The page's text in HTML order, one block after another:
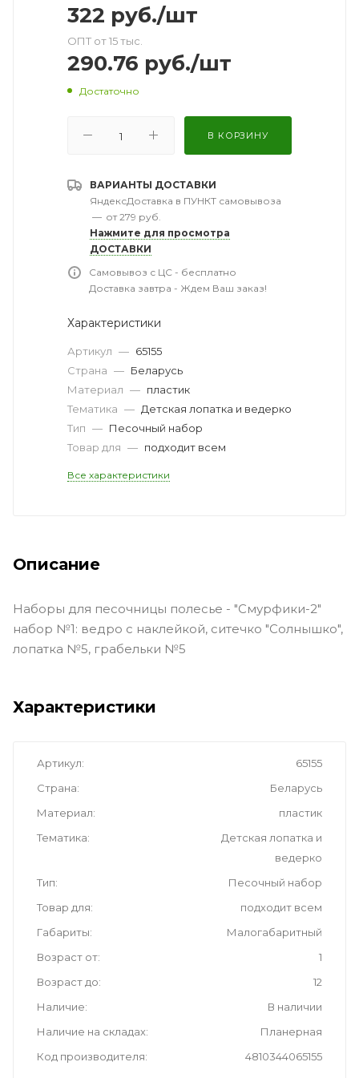
322 руб./шт
ОПТ от 15 тыс.
290.76 руб./шт
Достаточно
В КОРЗИНУ
ВАРИАНТЫ ДОСТАВКИ
ЯндексДоставка в ПУНКТ самовывоза
— от 279 руб.
Нажмите для просмотра
ДОСТАВКИ
Самовывоз с ЦС - бесплатно
Доставка завтра - Ждем Ваш заказ!
Характеристики
Артикул — 65155
Страна — Беларусь
Материал — пластик
Тематика — Детская лопатка и ведерко
Тип — Песочный набор
Товар для — подходит всем
Все характеристики
Описание
Наборы для песочницы полесье - "Смурфики-2"
набор №1: ведро с наклейкой, ситечко "Солнышко",
лопатка №5, грабельки №5
Характеристики
Артикул
65155
Страна
Беларусь
Материал
пластик
Тематика
Детская лопатка и
ведерко
Тип
Песочный набор
Товар для
подходит всем
Габариты
Малогабаритный
Возраст от
1
Возраст до
12
Наличие
В наличии
Наличие на складах
Планерная
Код производителя
4810344065155